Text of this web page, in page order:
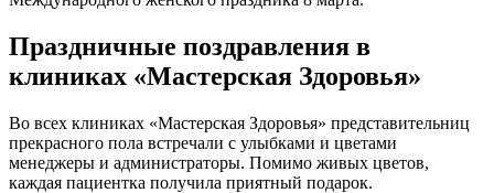
Праздничные поздравления в
клиниках «Мастерская Здоровья»
Во всех клиниках «Мастерская Здоровья» представительниц
прекрасного пола встречали с улыбками и цветами
менеджеры и администраторы. Помимо живых цветов,
каждая пациентка получила приятный подарок.